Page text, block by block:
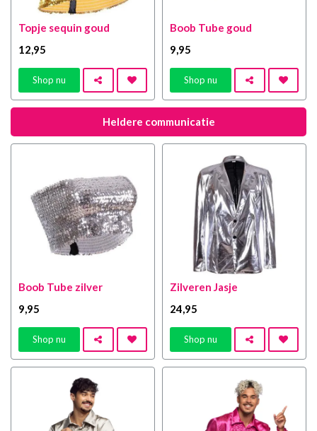
Topje sequin goud
12,95
Shop nu
Boob Tube goud
9,95
Shop nu
Heldere communicatie
Boob Tube zilver
9,95
Shop nu
Zilveren Jasje
24,95
Shop nu